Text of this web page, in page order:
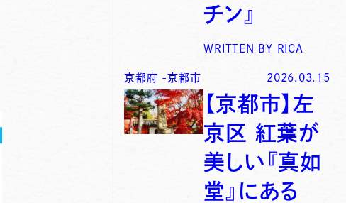
チン』
WRITTEN BY RICA
京都府 -京都市 2026.03.15
【京都市】左
京区 紅葉が
美しい『真如
堂』にある